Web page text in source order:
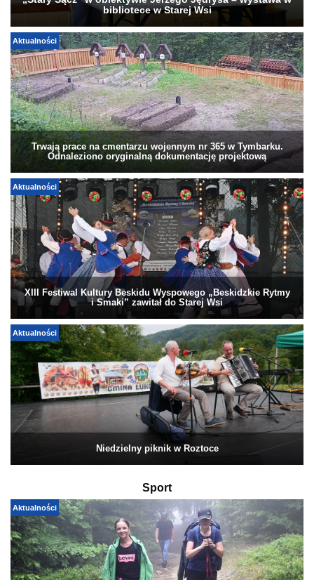
bibliotece w Starej Wsi
Aktualności
Trwają prace na cmentarzu wojennym nr 365 w Tymbarku.
Odnaleziono oryginalną dokumentację projektową
Aktualności
XIII Festiwal Kultury Beskidu Wyspowego „Beskidzkie Rytmy
i Smaki” zawitał do Starej Wsi
Aktualności
Niedzielny piknik w Roztoce
Sport
Aktualności